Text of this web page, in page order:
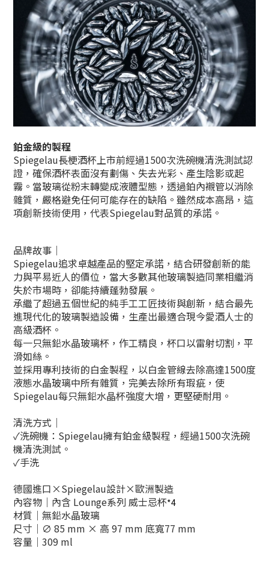
鉑金級的製程
Spiegelau長梗酒杯上市前經過1500次洗碗機清洗測試認
證，確保酒杯表面沒有劃傷、失去光彩、產生陰影或起
霧。當玻璃從粉末轉變成液體型態，透過鉑內襯管以消除
雜質，嚴格避免任何可能存在的缺陷。雖然成本高昂，這
項創新技術使用，代表Spiegelau對品質的承諾。
品牌故事｜
Spiegelau追求卓越產品的堅定承諾，結合研發創新的能
力與平易近人的價位，當大多數其他玻璃製造同業相繼消
失於市場時，卻能持續蓬勃發展。
承繼了超過五個世紀的純手工工匠技術與創新，結合最先
進現代化的玻璃製造設備，生產出最適合現今愛酒人士的
高級酒杯。
每一只無鉛水晶玻璃杯，作工精良，杯口以雷射切割，平
滑如絲。
並採用專利技術的白金製程，以白金管線去除高達1500度
液態水晶玻璃中所有雜質，完美去除所有瑕疵，使
Spiegelau每只無鉛水晶杯強度大增，更堅硬耐用。
清洗方式｜
✓洗碗機：Spiegelau擁有鉑金級製程，經過1500次洗碗
機清洗測試。
✓手洗
德國進口×Spiegelau設計×歐洲製造
內容物｜內含 Lounge系列 威士忌杯*4
材質｜無鉛水晶玻璃
尺寸｜ ∅ 85 mm × 高 97 mm 底寬77 mm
容量｜309 ml